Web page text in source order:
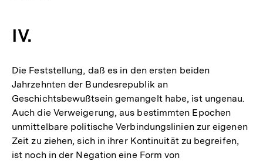
IV.
Die Feststellung, daß es in den ersten beiden
Jahrzehnten der Bundesrepublik an
Geschichtsbewußtsein gemangelt habe, ist ungenau.
Auch die Verweigerung, aus bestimmten Epochen
unmittelbare politische Verbindungslinien zur eigenen
Zeit zu ziehen, sich in ihrer Kontinuität zu begreifen,
ist noch in der Negation eine Form von